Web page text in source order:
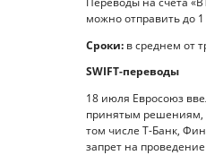
можно отправить до
Сроки: в среднем от
SWIFT-переводы
18 июля Евросоюз
принятым решениям,
том числе Т-Банк,
запрет на